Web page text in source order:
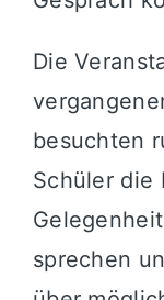
Die
besuchten
Schüler die
sprechen